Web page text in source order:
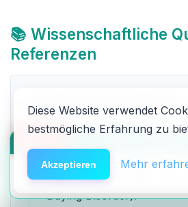
📚 Wissenschaftliche
Referenzen
ICD-11 (Internationale
Krankheiten der WHO):
„Zwanghaftes
Buying Disorder).
🆘Hilfe
Diese Website verwendet
bestmögliche Erfahrung zu
Akzeptieren Mehr